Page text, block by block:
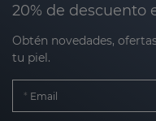
20% de descuento
Obtén novedades,
tu piel.
Email